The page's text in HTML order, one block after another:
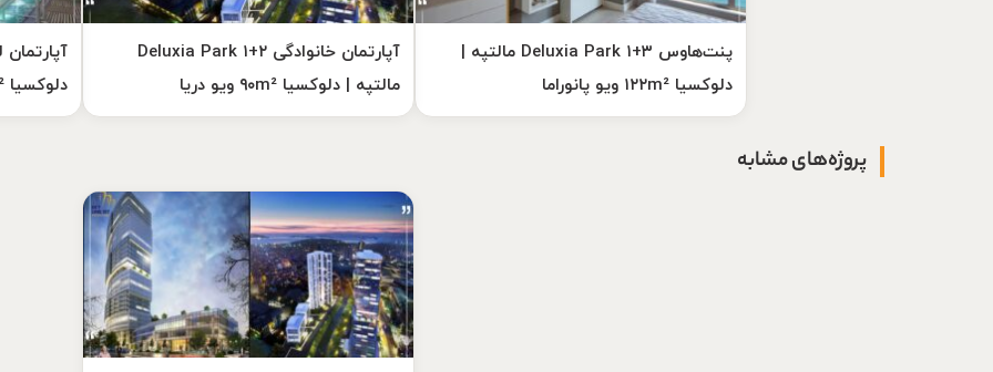
پنت‌هاوس ۳+۱ Deluxia Park مالتپه |
دلوکسیا ۱۲۲m² ویو پانوراما
آپارتمان خانوادگی ۲+۱ Deluxia Park
مالتپه | دلوکسیا ۹۰m² ویو دریا
دلوکسیا ۵۰m² رزیدنس Teknik Yapı
پروژه‌های مشابه